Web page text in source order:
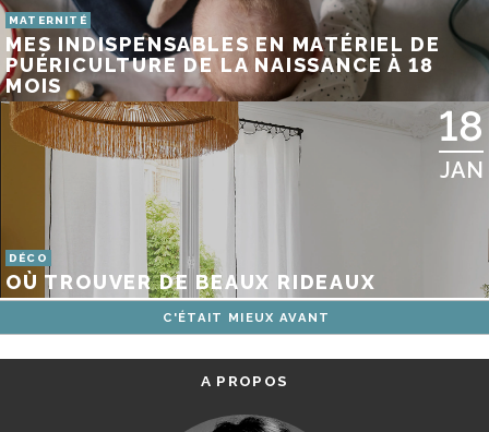
MATERNITÉ
MES INDISPENSABLES EN MATÉRIEL DE
PUÉRICULTURE DE LA NAISSANCE À 18
MOIS
18
JAN
DÉCO
OÙ TROUVER DE BEAUX RIDEAUX
C'ÉTAIT MIEUX AVANT
A PROPOS